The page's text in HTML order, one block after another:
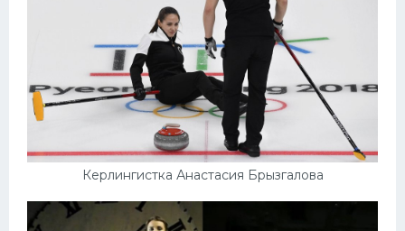
Керлингистка Анастасия Брызгалова